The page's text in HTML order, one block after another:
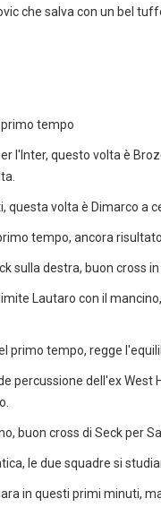
che salva con un bel
tempo
l'Inter, questo volta è
questa volta è Dimarco a
tempo, ancora
sulla destra, buon cross
Lautaro con il
primo tempo, regge
percussione dell'ex
buon cross di Seck per
le due squadre si
in questi primi minuti,